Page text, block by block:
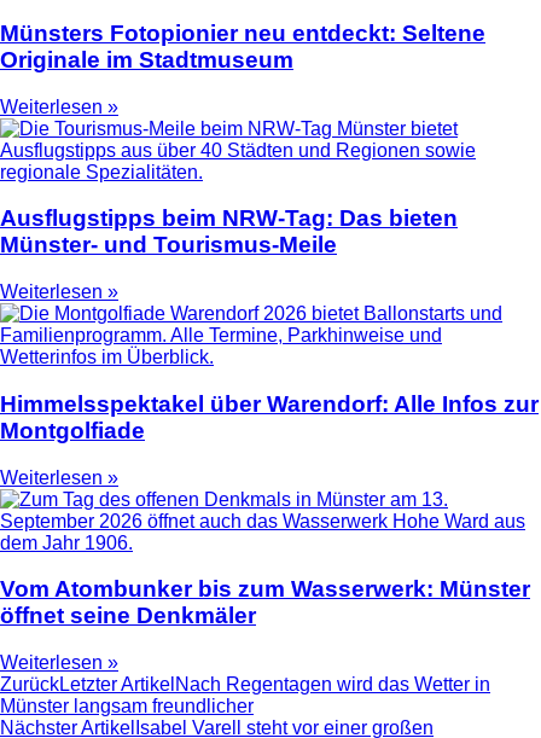
Münsters Fotopionier neu entdeckt: Seltene
Originale im Stadtmuseum
Weiterlesen »
Ausflugstipps beim NRW-Tag: Das bieten
Münster- und Tourismus-Meile
Weiterlesen »
Himmelsspektakel über Warendorf: Alle Infos zur
Montgolfiade
Weiterlesen »
Vom Atombunker bis zum Wasserwerk: Münster
öffnet seine Denkmäler
Weiterlesen »
ZurückLetzter Artikel Nach Regentagen wird das Wetter in
Münster langsam freundlicher
Nächster Artikel Isabel Varell steht vor einer großen